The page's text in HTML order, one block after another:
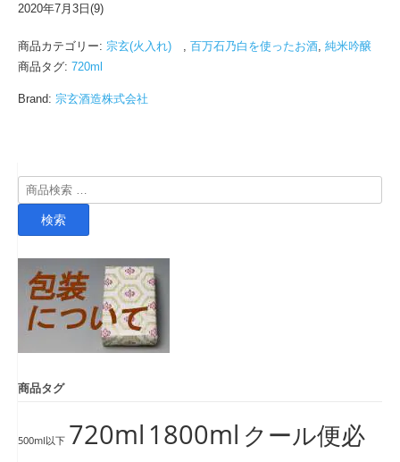
2020年7月3日(9)
商品カテゴリー: 宗玄(火入れ) , 百万石乃白を使ったお酒, 純米吟醸
商品タグ: 720ml
Brand: 宗玄酒造株式会社
検
索
検索
商品タグ
500ml以下 720ml 1800ml クール便必